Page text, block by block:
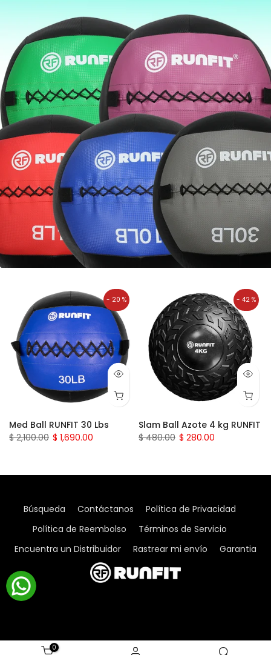
- 35 %
Slam Ball Azote 6 kg RUNFIT
$ 490.00 $ 320.00
Slam Ball Azote 8 kg RUNFIT
$ 370.00
Búsqueda Contáctanos
Política de Privacidad
Política de Reembolso
Términos de Servicio
Encuentra un Distribuidor
Rastrear mi envío Garantia
0